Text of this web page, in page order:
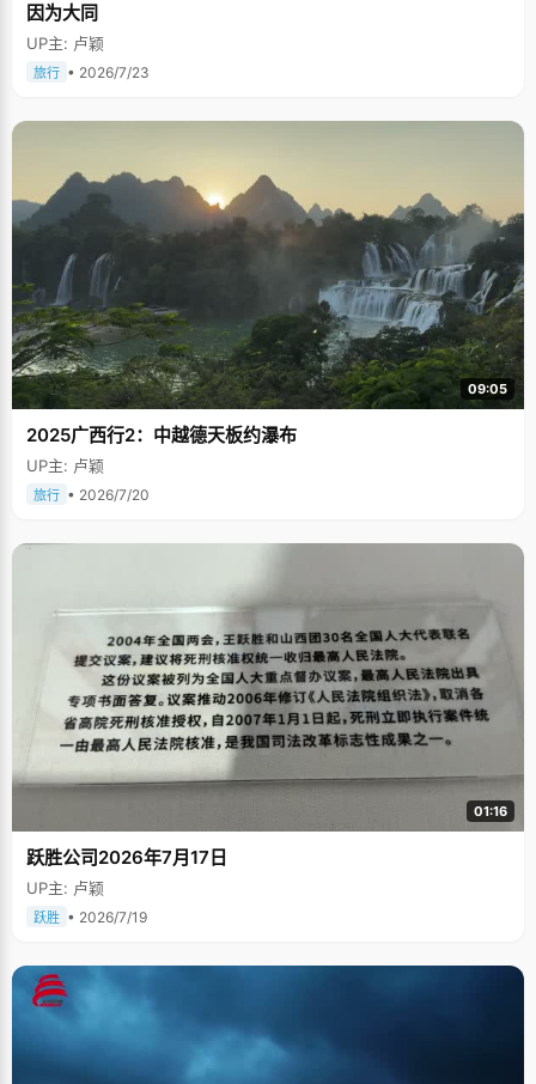
因为大同
UP主: 卢颖
旅行 • 2026/7/23
09:05
2025广西行2：中越德天板约瀑布
UP主: 卢颖
旅行 • 2026/7/20
01:16
跃胜公司2026年7月17日
UP主: 卢颖
跃胜 • 2026/7/19